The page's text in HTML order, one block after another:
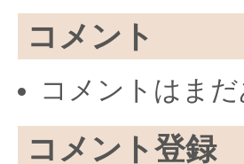
コメント
コメントはま
コメント登録